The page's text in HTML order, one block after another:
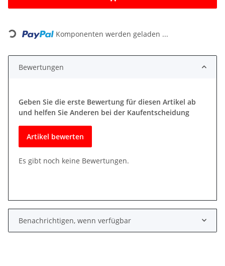
Loading... Komponenten werden geladen ...
Bewertungen
Geben Sie die erste Bewertung für diesen Artikel ab
und helfen Sie Anderen bei der Kaufentscheidung
Artikel bewerten
Es gibt noch keine Bewertungen.
Benachrichtigen, wenn verfügbar